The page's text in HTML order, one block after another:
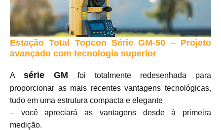
Estação Total Topcon Série GM-50 – Projeto
avançado com tecnologia superior
Asérie GM foi totalmente redesenhada para
proporcionar as mais recentes vantagens tecnológicas,
tudo em uma estrutura compacta e elegante
– você apreciará as vantagens desde à primeira
medição.